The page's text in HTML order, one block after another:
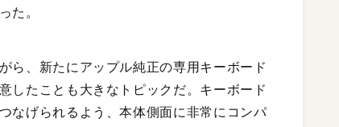
た。
ら、新たにアップル純正の専用キーボード
したことも大きなトピックだ。キーボード
なげられるよう、本体側面に非常にコンパ